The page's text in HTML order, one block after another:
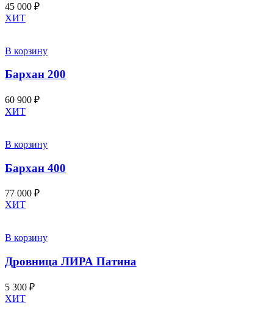
45 000 ₽
ХИТ
В корзину
Бархан 200
60 900 ₽
ХИТ
В корзину
Бархан 400
77 000 ₽
ХИТ
В корзину
Дровница ЛИРА Патина
5 300 ₽
ХИТ